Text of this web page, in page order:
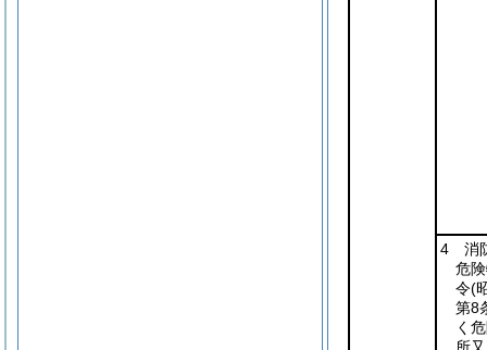
4 消
危
令(
第8
く